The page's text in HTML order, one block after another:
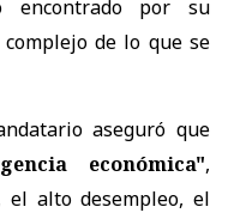
encontrado por su
de lo que se
aseguró que
económica",
el alto desempleo, el